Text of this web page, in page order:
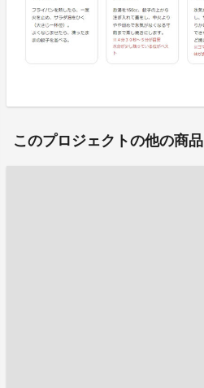
このプロジェクトの他の商品